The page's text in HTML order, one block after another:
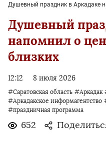
Душевный праздник в Аркадаке
Душевный
напомнил о
близких
12:12 8 июля 2026
#Саратовская область #Аркадак
#Аркадакское информагентство
#праздничная программа
652